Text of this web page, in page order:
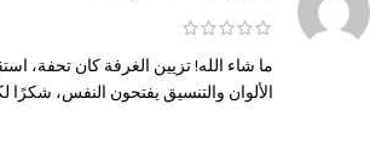
ما شاء الله! تزيين الغرفة كان تحفة،
الألوان والتنسيق يفتحون النفس، شكرًا